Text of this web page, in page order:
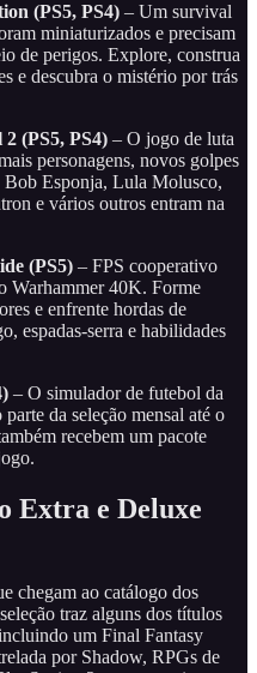
(PS5, PS4) – Um survival
miniaturizados e precisam
de perigos. Explore, construa
e descubra o mistério por trás
(PS5, PS4) – O jogo de luta
personagens, novos golpes
Bob Esponja, Lula Molusco,
e vários outros entram na
(PS5) – FPS cooperativo
Warhammer 40K. Forme
e enfrente hordas de
espadas-serra e habilidades
– O simulador de futebol da
da seleção mensal até o
recebem um pacote
Extra e Deluxe
chegam ao catálogo dos
traz alguns dos títulos
um Final Fantasy
por Shadow, RPGs de